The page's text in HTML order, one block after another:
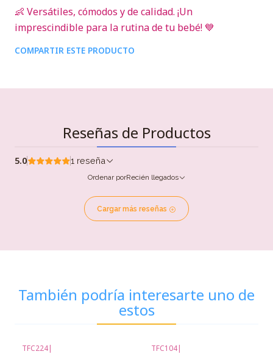
👶 Versátiles, cómodos y de calidad. ¡Un
imprescindible para la rutina de tu bebé! 💙
COMPARTIR ESTE PRODUCTO
Reseñas de Productos
5.0 1 reseña
Ordenar porRecién llegados
Cargar más reseñas
También podría interesarte uno de
estos
TFC224| TFC104|